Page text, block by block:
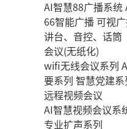
AI智慧88广播系统
66智能广播 可视
讲台、音控、话筒
会议(无纸化)
wifi无线会议系列
要系列 智慧党建系
远程视频会议
AI智慧视频会议系
专业扩声系列